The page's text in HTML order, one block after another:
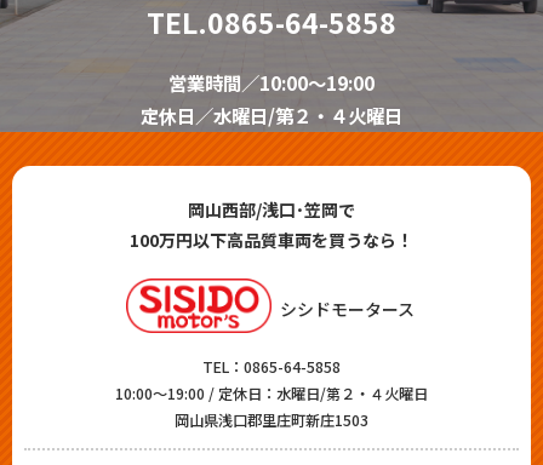
TEL.0865-64-5858
営業時間／10:00～19:00
定休日／水曜日/第２・４火曜日
岡山西部/浅口･笠岡で
100万円以下高品質車両を買うなら！
シシドモータース
TEL： 0865-64-5858
10:00～19:00 / 定休日：水曜日/第２・４火曜日
岡山県浅口郡里庄町新庄1503